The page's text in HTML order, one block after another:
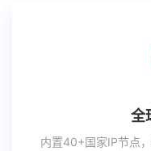
全
内置40+国家IP节点